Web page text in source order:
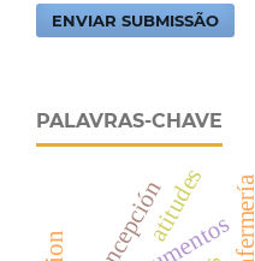
ENVIAR SUBMISSÃO
PALAVRAS-CHAVE
atitudes